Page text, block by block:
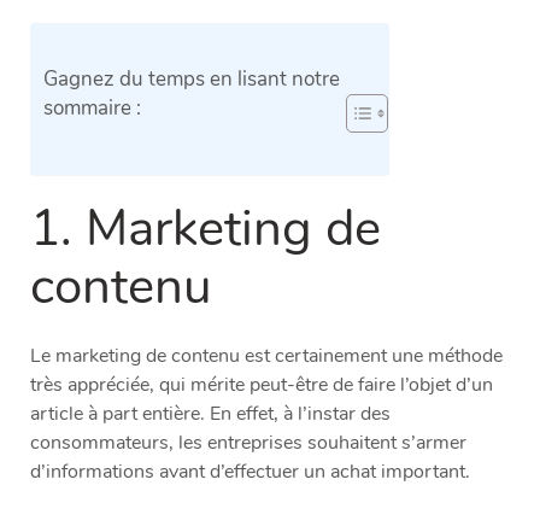
Gagnez du temps en lisant notre
sommaire :
1. Marketing de
contenu
Le marketing de contenu est certainement une méthode
très appréciée, qui mérite peut-être de faire l’objet d’un
article à part entière. En effet, à l’instar des
consommateurs, les entreprises souhaitent s’armer
d’informations avant d’effectuer un achat important.